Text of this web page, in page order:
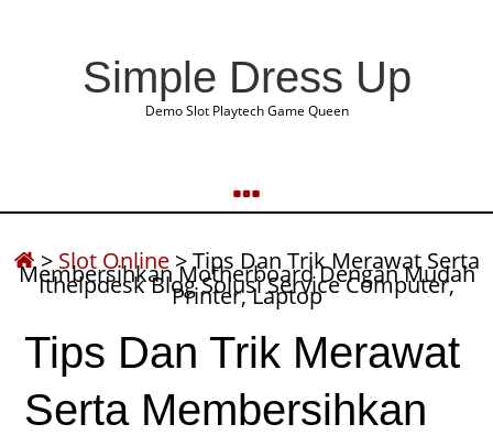
Simple Dress Up
Demo Slot Playtech Game Queen
> Slot Online >Tips Dan Trik Merawat Serta
Membersihkan Motherboard Dengan Mudah
Ithelpdesk Blog Solusi Service Computer,
Printer, Laptop
Tips Dan Trik Merawat
Serta Membersihkan